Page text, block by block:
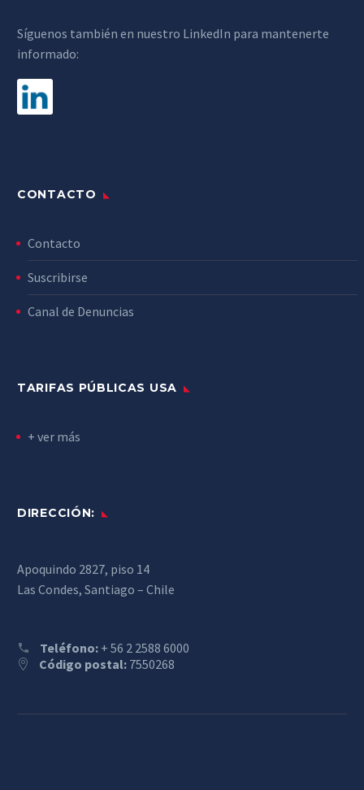
Síguenos también en nuestro LinkedIn para mantenerte
informado:
CONTACTO
Contacto
Suscribirse
Canal de Denuncias
TARIFAS PÚBLICAS USA
+ ver más
DIRECCIÓN:
Apoquindo 2827, piso 14
Las Condes, Santiago – Chile
Teléfono: + 56 2 2588 6000
Código postal: 7550268